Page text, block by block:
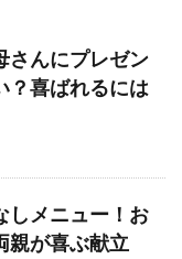
さんにプレゼン
？喜ばれるには
しメニュー！お
親が喜ぶ献立